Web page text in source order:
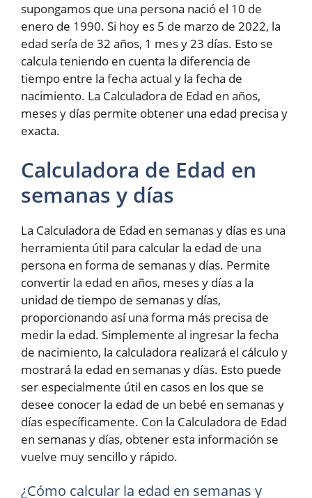
supongamos que una persona nació el 10 de
enero de 1990. Si hoy es 5 de marzo de 2022, la
edad sería de 32 años, 1 mes y 23 días. Esto se
calcula teniendo en cuenta la diferencia de
tiempo entre la fecha actual y la fecha de
nacimiento. La Calculadora de Edad en años,
meses y días permite obtener una edad precisa y
exacta.
Calculadora de Edad en
semanas y días
La Calculadora de Edad en semanas y días es una
herramienta útil para calcular la edad de una
persona en forma de semanas y días. Permite
convertir la edad en años, meses y días a la
unidad de tiempo de semanas y días,
proporcionando así una forma más precisa de
medir la edad. Simplemente al ingresar la fecha
de nacimiento, la calculadora realizará el cálculo y
mostrará la edad en semanas y días. Esto puede
ser especialmente útil en casos en los que se
desee conocer la edad de un bebé en semanas y
días específicamente. Con la Calculadora de Edad
en semanas y días, obtener esta información se
vuelve muy sencillo y rápido.
¿Cómo calcular la edad en semanas y